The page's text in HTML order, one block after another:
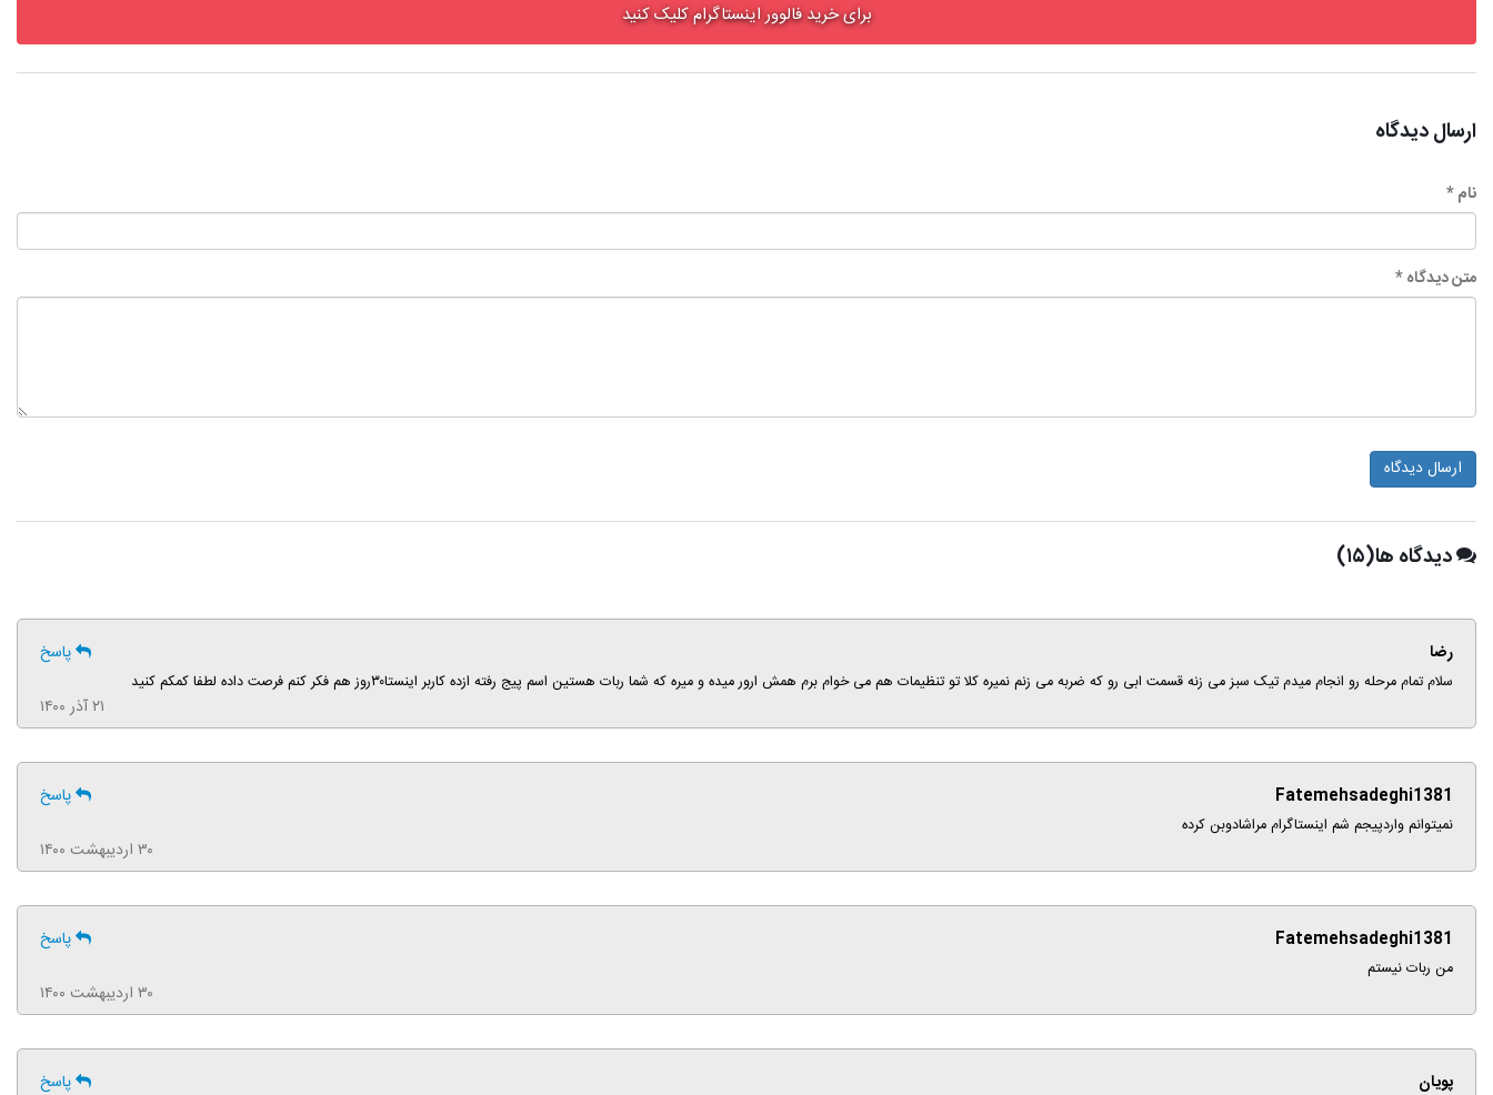
برای خرید فالوور اینستاگرام کلیک کنید
ارسال دیدگاه
نام *
متن دیدگاه *
ارسال دیدگاه
دیدگاه ها(۱۵)
رضا پاسخ
سلام تمام مرحله رو انجام میدم تیک سبز می زنه قسمت ابی رو که ضربه می زنم نمیره کلا تو تنظیمات هم می خوام برم همش ارور میده و میره که شما ربات هستین اسم پیج رفته ازده کاربر اینستا۳۰روز هم فکر کنم فرصت داده لطفا کمکم کنید
۲۱ آذر ۱۴۰۰
Fatemehsadeghi1381 پاسخ
نمیتوانم واردپیجم شم اینستاگرام مراشادوبن کرده
۳۰ اردیبهشت ۱۴۰۰
Fatemehsadeghi1381 پاسخ
من ربات نیستم
۳۰ اردیبهشت ۱۴۰۰
پویان پاسخ